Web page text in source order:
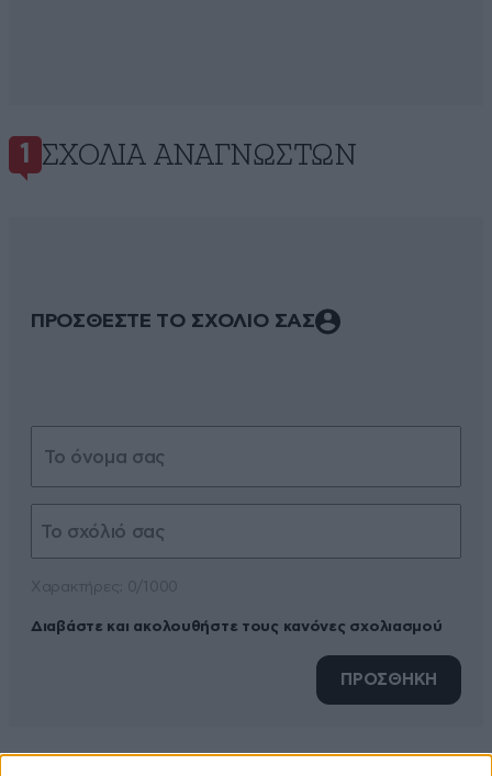
1 ΣΧΌΛΙΑ ΑΝΑΓΝΩΣΤΏΝ
ΠΡΟΣΘΕΣΤΕ ΤΟ ΣΧΟΛΙΟ ΣΑΣ
Διαβάστε και ακολουθήστε τους κανόνες σχολιασμού
ΠΡΟΣΘΗΚΗ